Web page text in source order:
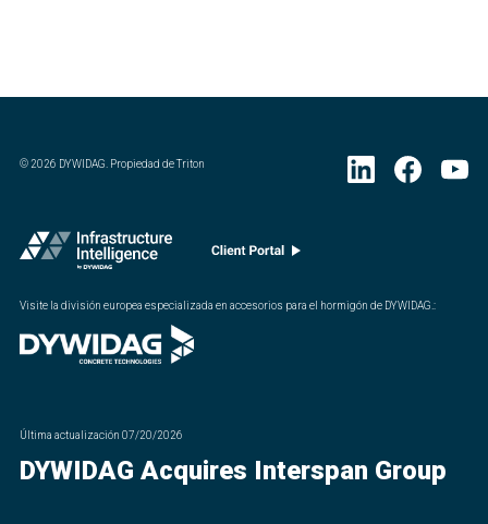
©2026 DYWIDAG. Propiedad de Triton
Visite la división europea especializada en accesorios para el hormigón de DYWIDAG.:
Última actualización 07/20/2026
DYWIDAG Acquires Interspan Group